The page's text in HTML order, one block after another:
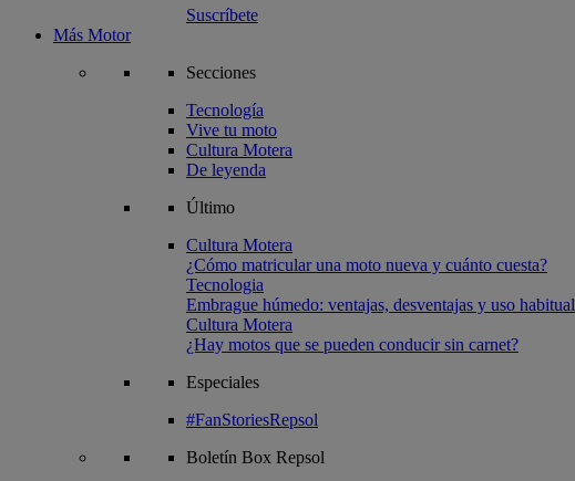
Suscríbete
Más Motor
Secciones
Tecnología
Vive tu moto
Cultura Motera
De leyenda
Último
Cultura Motera
¿Cómo matricular una moto nueva y cuánto cuesta?
Tecnologia
Embrague húmedo: ventajas, desventajas y uso habitual
Cultura Motera
¿Hay motos que se pueden conducir sin carnet?
Especiales
#FanStoriesRepsol
Boletín Box Repsol